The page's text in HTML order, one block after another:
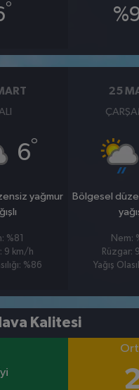
°
6°
yağmur
%81
9 km/h
%86
25
Bölgesel
Nem:
Rüzgar:
Yağış
Kalitesi
İyi